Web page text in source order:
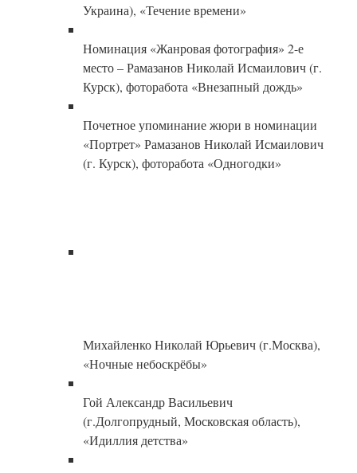
Украина), «Течение времени»
Номинация «Жанровая фотография» 2-е
место – Рамазанов Николай Исмаилович (г.
Курск), фоторабота «Внезапный дождь»
Почетное упоминание жюри в номинации
«Портрет» Рамазанов Николай Исмаилович
(г. Курск), фоторабота «Одногодки»
Михайленко Николай Юрьевич (г.Москва),
«Ночные небоскрёбы»
Гой Александр Васильевич
(г.Долгопрудный, Московская область),
«Идиллия детства»